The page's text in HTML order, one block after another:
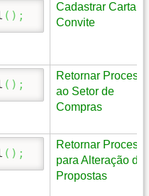
( ) ;
Cadastrar Carta
Convite
( ) ;
Retornar
ao Setor de
Compras
( ) ;
Retornar
para Alteração
Propostas